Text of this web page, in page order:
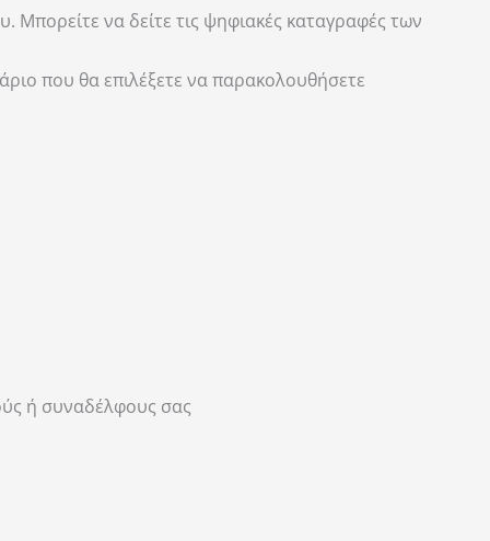
να δείτε τις ψηφιακές καταγραφές των
που θα επιλέξετε να παρακολουθήσετε
ή συναδέλφους σας